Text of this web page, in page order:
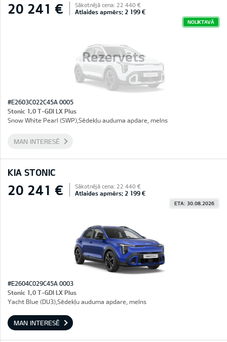
Rezervēts
20 241 € Sākotnējā cena: 22 440 €
Atlaides apmērs: 2 199 €
NOLIKTAVĀ
#E2603C022C45A 0005
Stonic 1,0 T-GDI LX Plus
Snow White Pearl (SWP),Sēdekļu auduma apdare, melns
MAN INTERESĒ
KIA STONIC
20 241 € Sākotnējā cena: 22 440 €
Atlaides apmērs: 2 199 €
ETA: 30.08.2026
#E2604C029C45A 0003
Stonic 1,0 T-GDI LX Plus
Yacht Blue (DU3),Sēdekļu auduma apdare, melns
MAN INTERESĒ